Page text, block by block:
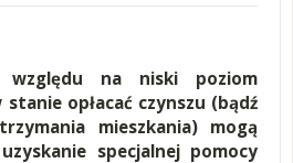
na niski poziom
opłacać czynszu (bądź
mieszkania) mogą
specjalnej pomocy